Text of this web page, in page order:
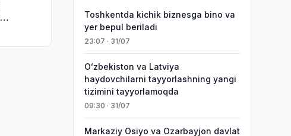
Toshkentda kichik biznesga bino va
yer bepul beriladi
23:07 · 31/07
Oʻzbekiston va Latviya
haydovchilarni tayyorlashning yangi
tizimini tayyorlamoqda
09:30 · 31/07
Markaziy Osiyo va Ozarbayjon davlat